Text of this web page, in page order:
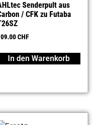
Senderpult aus
/ CFK zu Futaba
CHF
In den Warenkorb